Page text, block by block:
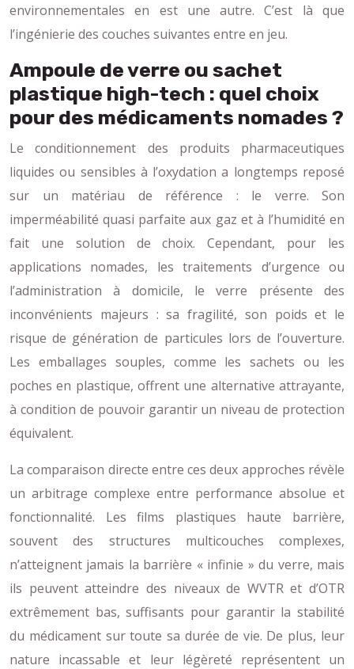
environnementales en est une autre. C’est là que
l’ingénierie des couches suivantes entre en jeu.
Ampoule de verre ou sachet
plastique high-tech : quel choix
pour des médicaments nomades ?
Le conditionnement des produits pharmaceutiques
liquides ou sensibles à l’oxydation a longtemps reposé
sur un matériau de référence : le verre. Son
imperméabilité quasi parfaite aux gaz et à l’humidité en
fait une solution de choix. Cependant, pour les
applications nomades, les traitements d’urgence ou
l’administration à domicile, le verre présente des
inconvénients majeurs : sa fragilité, son poids et le
risque de génération de particules lors de l’ouverture.
Les emballages souples, comme les sachets ou les
poches en plastique, offrent une alternative attrayante,
à condition de pouvoir garantir un niveau de protection
équivalent.
La comparaison directe entre ces deux approches révèle
un arbitrage complexe entre performance absolue et
fonctionnalité. Les films plastiques haute barrière,
souvent des structures multicouches complexes,
n’atteignent jamais la barrière « infinie » du verre, mais
ils peuvent atteindre des niveaux de WVTR et d’OTR
extrêmement bas, suffisants pour garantir la stabilité
du médicament sur toute sa durée de vie. De plus, leur
nature incassable et leur légèreté représentent un